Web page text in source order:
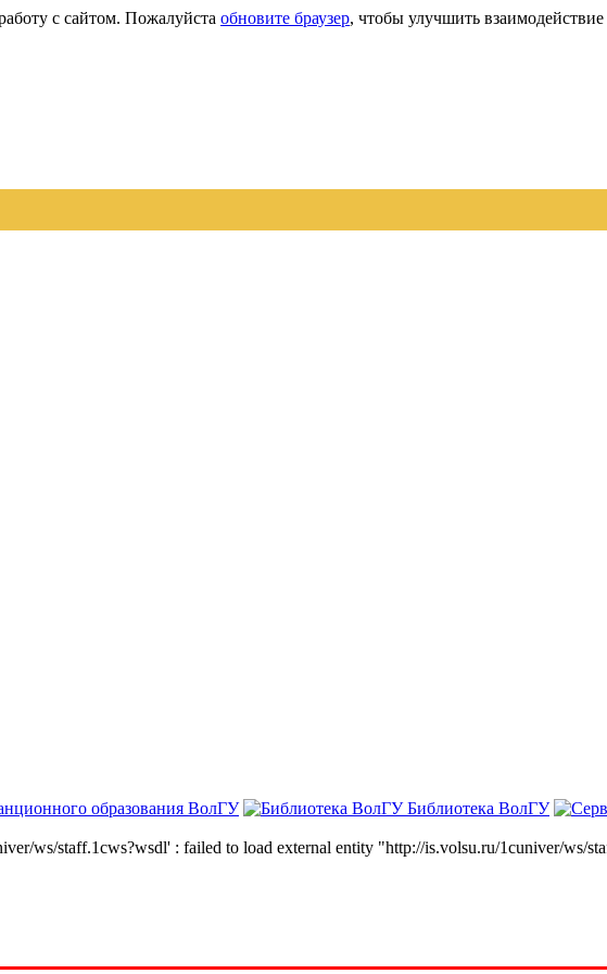
с сайтом. Пожалуйста обновите браузер, чтобы улучшить взаимодействие
образования ВолГУ Библиотека ВолГУ
ws/staff.1cws?wsdl' : failed to load external entity "http://is.volsu.ru/1cuniver/ws/